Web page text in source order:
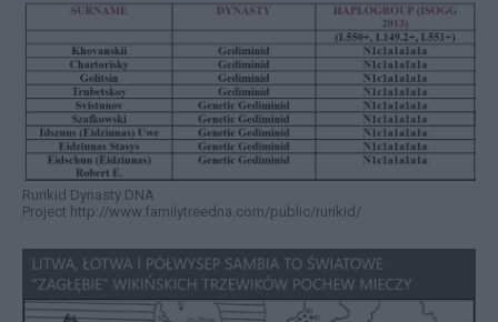
Rurikid Dynasty DNA
Project http://www.familytreedna.com/public/rurikid/